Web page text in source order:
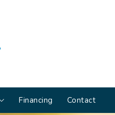
Financing Contact